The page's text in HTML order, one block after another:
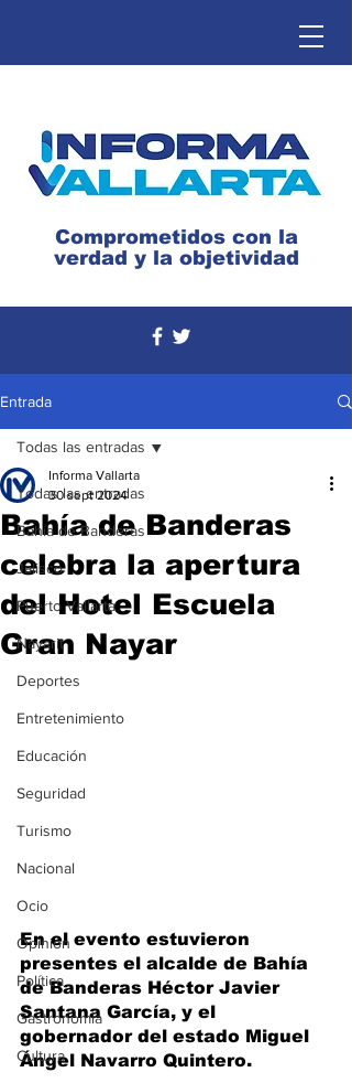
Comprometidos con la
verdad y la objetividad
Entrada
Todas las entradas
Bahía de Banderas
Jalisco
Puerto Vallarta
Nayarit
Deportes
Entretenimiento
Educación
Seguridad
Turismo
Nacional
Ocio
Opinión
Política
Gastronomía
Cultura
Todas las entradas
Bahía de Banderas
celebra la apertura
del Hotel Escuela
Gran Nayar
Informa Vallarta
30 sept 2024
En el evento estuvieron
presentes el alcalde de Bahía
de Banderas Héctor Javier
Santana García, y el
gobernador del estado Miguel
Ángel Navarro Quintero.